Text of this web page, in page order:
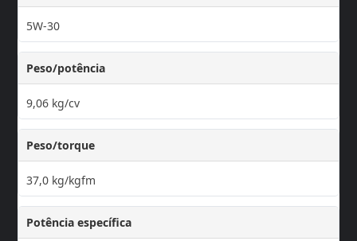
5W-30
Peso/potência
9,06 kg/cv
Peso/torque
37,0 kg/kgfm
Potência específica